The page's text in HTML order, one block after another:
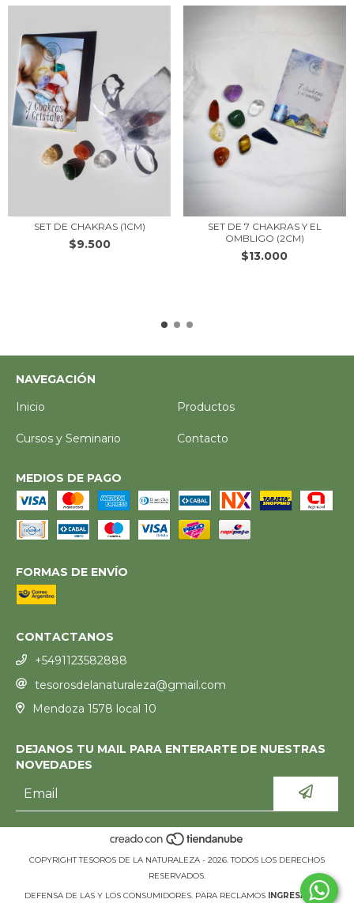
SET DE CHAKRAS (1CM)
$9.500
SET DE 7 CHAKRAS Y EL
OMBLIGO (2CM)
$13.000
NAVEGACIÓN
Inicio
Productos
Cursos y Seminario Contacto
MEDIOS DE PAGO
FORMAS DE ENVÍO
CONTACTANOS
+5491123582888
tesorosdelanaturaleza@gmail.com
Mendoza 1578 local 10
DEJANOS TU MAIL PARA ENTERARTE DE NUESTRAS
NOVEDADES
COPYRIGHT TESOROS DE LA NATURALEZA - 2026. TODOS LOS DERECHOS
RESERVADOS.
DEFENSA DE LAS Y LOS CONSUMIDORES. PARA RECLAMOS INGRESÁ ACÁ.